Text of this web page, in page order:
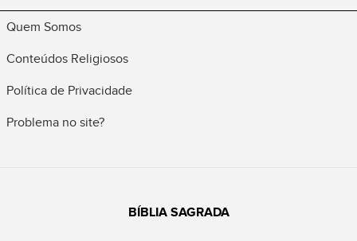
Quem Somos
Conteúdos Religiosos
Política de Privacidade
Problema no site?
BÍBLIA SAGRADA